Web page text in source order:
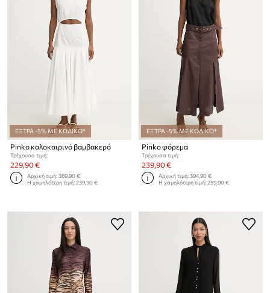
ΕΞΤΡΑ -5% ΜΕ ΚΩΔΙΚΟ*
Pinko καλοκαιρινό βαμβακερό
Τρέχουσα τιμή:
229,90 €
Αρχική τιμή:369,90 €
Η χαμηλότερη τιμή:239,90 €
ΕΞΤΡΑ -5% ΜΕ ΚΩΔΙΚΟ*
Pinko φόρεμα
Τρέχουσα τιμή:
239,90 €
Αρχική τιμή:394,90 €
Η χαμηλότερη τιμή:259,90 €